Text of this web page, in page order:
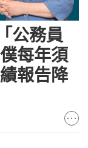
公務員
每年須
報告降